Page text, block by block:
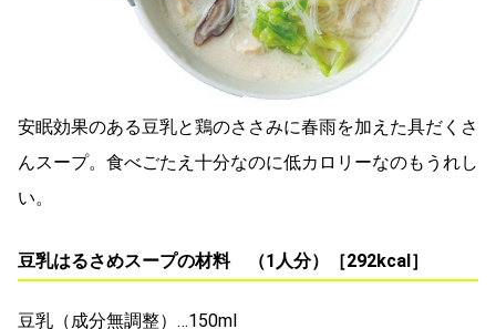
安眠効果のある豆乳と鶏のささみに春雨を加えた具だくさ
んスープ。食べごたえ十分なのに低カロリーなのもうれし
い。
豆乳はるさめスープの材料 （1人分）［292kcal］
豆乳（成分無調整）…150ml